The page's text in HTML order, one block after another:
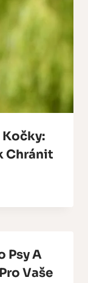
Chránit
Psy A
Vaše